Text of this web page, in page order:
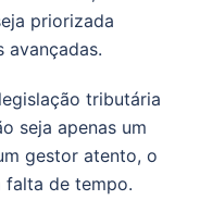
priorizada
avançadas.
tributária
seja apenas um
gestor atento, o
falta de tempo.